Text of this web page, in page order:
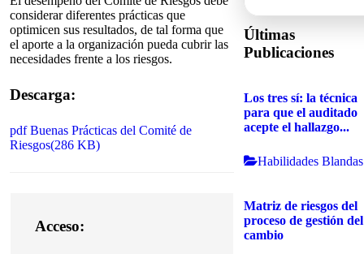
considerar diferentes prácticas que
optimicen sus resultados, de tal forma que
el aporte a la organización pueda cubrir las
necesidades frente a los riesgos.
Descarga:
pdf Buenas Prácticas del Comité de
Riesgos(286 KB)
Acceso:
Últimas
Publicaciones
Los tres sí: la técnica
para que el auditado
acepte el hallazgo...
Habilidades Blandas
Matriz de riesgos del
proceso de gestión del
cambio